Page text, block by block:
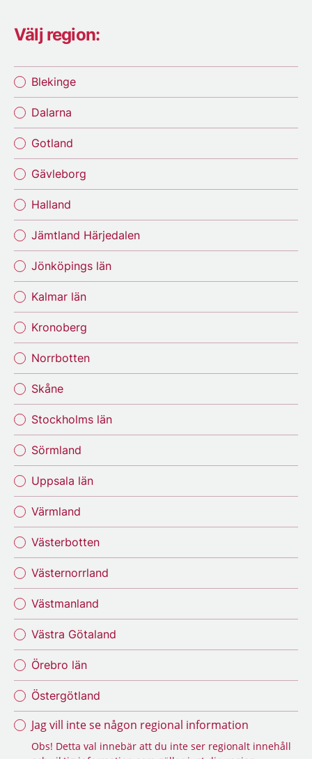
Välj region:
Blekinge
Dalarna
Gotland
Gävleborg
Halland
Jämtland Härjedalen
Jönköpings län
Kalmar län
Kronoberg
Norrbotten
Skåne
Stockholms län
Sörmland
Uppsala län
Värmland
Västerbotten
Västernorrland
Västmanland
Västra Götaland
Örebro län
Östergötland
Jag vill inte se någon regional information
Obs! Detta val innebär att du inte ser regionalt innehåll